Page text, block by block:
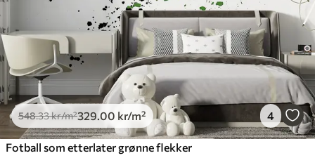
548.33kr/m²329 .00 kr/m² 4
Fotball som etterlater grønne flekker